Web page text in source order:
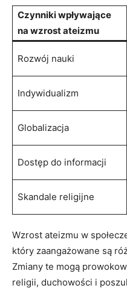
Czynniki wpływające
na wzrost ateizmu
Rozwój nauki
Indywidualizm
Globalizacja
Dostęp do informacji
Skandale religijne
Wzrost ateizmu w
który zaangażowane są
Zmiany te mogą
religii, duchowości i